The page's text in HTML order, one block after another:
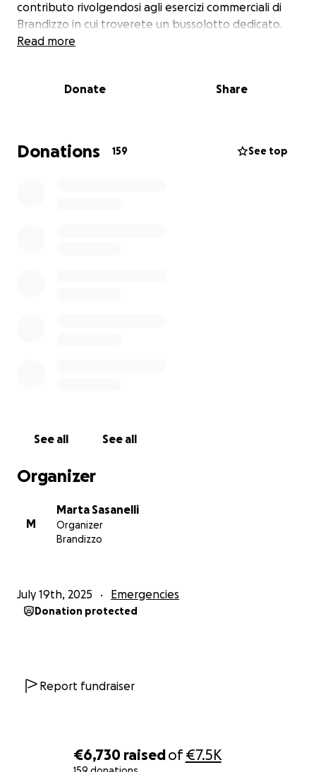
€6,730 raisedof€7.5K
contributo rivolgendosi agli esercizi commerciali di
Brandizzo in cui troverete un bussolotto dedicato.
Read more
Donate Share
Donations 159 See top
See all See all
Organizer
M
Marta Sasanelli
Organizer
Brandizzo
July 19th, 2025 Emergencies
Donation protected
Report fundraiser